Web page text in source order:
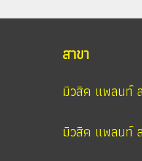
สาขา
มิวสิค แพลนท์
มิวสิค แพลนท์